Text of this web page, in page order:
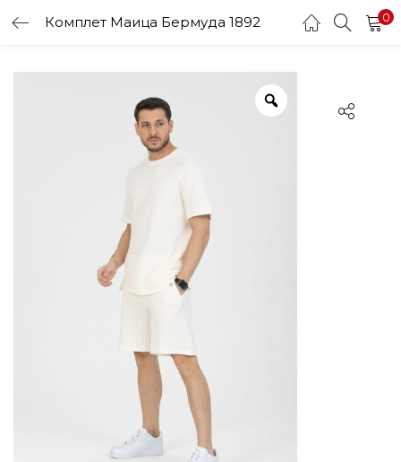
Комплет Маица Бермуда 1892 0
LOGIN
Enter your username and password to login.
Login
Lost password?